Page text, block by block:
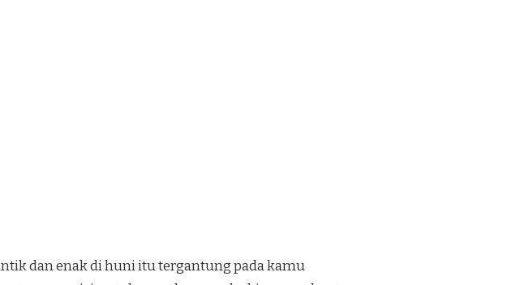
dan enak di huni itu tergantung pada kamu